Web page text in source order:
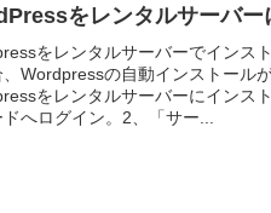
をレンタルサーバー
をレンタルサーバーでインス
Wordpressの自動インストール
をレンタルサーバーにインス
ドへログイン。2、「サー...